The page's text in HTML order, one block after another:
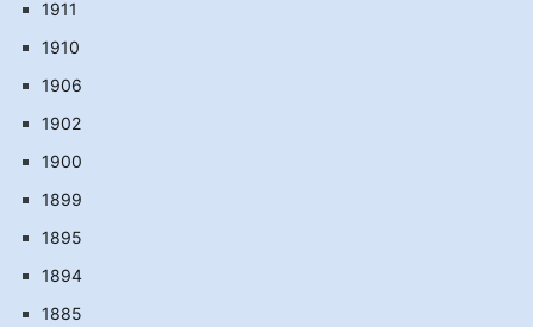
1911
1910
1906
1902
1900
1899
1895
1894
1885